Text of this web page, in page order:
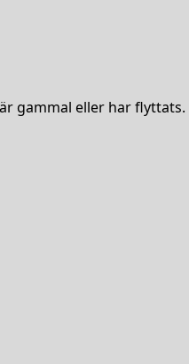
gammal eller har flyttats.